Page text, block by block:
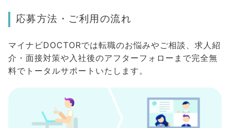
応募方法・ご利用の流れ
マイナビDOCTORでは転職のお悩みやご相談、求人紹
介・面接対策や入社後のアフターフォローまで完全無
料でトータルサポートいたします。